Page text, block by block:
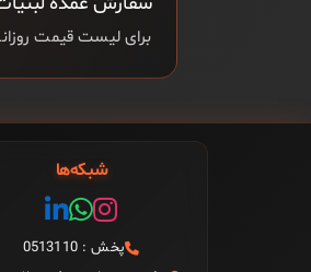
برای لیست قیمت
شبکه‌ها
پخش : 0513110